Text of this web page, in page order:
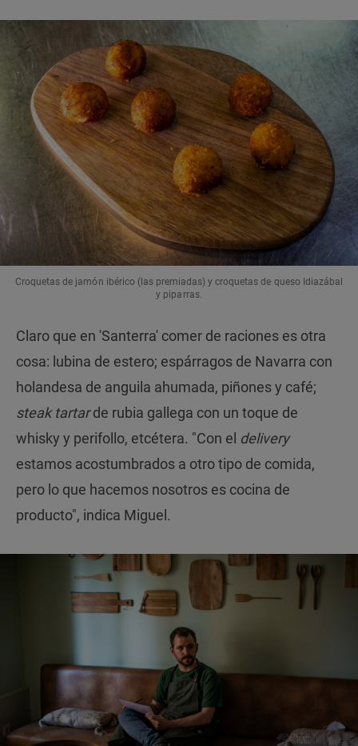
Croquetas de jamón ibérico (las premiadas) y croquetas de queso Idiazábal
y piparras.
Claro que en 'Santerra' comer de raciones es otra
cosa: lubina de estero; espárragos de Navarra con
holandesa de anguila ahumada, piñones y café;
steak tartarde rubia gallega con un toque de
whisky y perifollo, etcétera. "Con el delivery
estamos acostumbrados a otro tipo de comida,
pero lo que hacemos nosotros es cocina de
producto", indica Miguel.